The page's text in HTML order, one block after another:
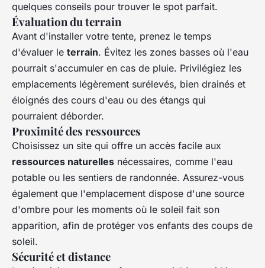
quelques conseils pour trouver le spot parfait.
Évaluation du terrain
Avant d'installer votre tente, prenez le temps
d'évaluer le terrain. Évitez les zones basses où l'eau
pourrait s'accumuler en cas de pluie. Privilégiez les
emplacements légèrement surélevés, bien drainés et
éloignés des cours d'eau ou des étangs qui
pourraient déborder.
Proximité des ressources
Choisissez un site qui offre un accès facile aux
ressources naturelles nécessaires, comme l'eau
potable ou les sentiers de randonnée. Assurez-vous
également que l'emplacement dispose d'une source
d'ombre pour les moments où le soleil fait son
apparition, afin de protéger vos enfants des coups de
soleil.
Sécurité et distance